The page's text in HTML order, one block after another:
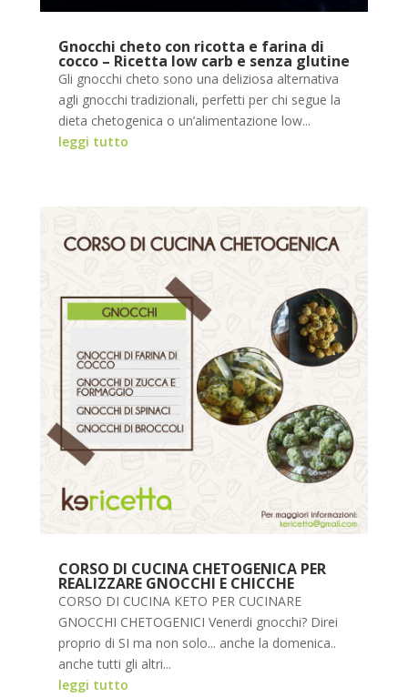
Gnocchi cheto con ricotta e farina di
cocco – Ricetta low carb e senza glutine
Gli gnocchi cheto sono una deliziosa alternativa
agli gnocchi tradizionali, perfetti per chi segue la
dieta chetogenica o un’alimentazione low...
leggi tutto
CORSO DI CUCINA CHETOGENICA PER
REALIZZARE GNOCCHI E CHICCHE
CORSO DI CUCINA KETO PER CUCINARE
GNOCCHI CHETOGENICI Venerdi gnocchi? Direi
proprio di SI ma non solo... anche la domenica..
anche tutti gli altri...
leggi tutto